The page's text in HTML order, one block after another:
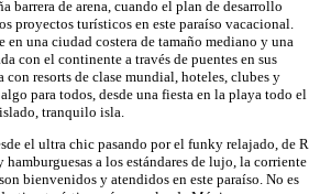
barrera de arena, cuando el plan de desarrollo
proyectos turísticos en este paraíso vacacional.
en una ciudad costera de tamaño mediano y una
con el continente a través de puentes en sus
con resorts de clase mundial, hoteles, clubes y
para todos, desde una fiesta en la playa todo el
tranquilo isla.
el ultra chic pasando por el funky relajado, de R
a los estándares de lujo, la corriente
bienvenidos y atendidos en este paraíso. No es